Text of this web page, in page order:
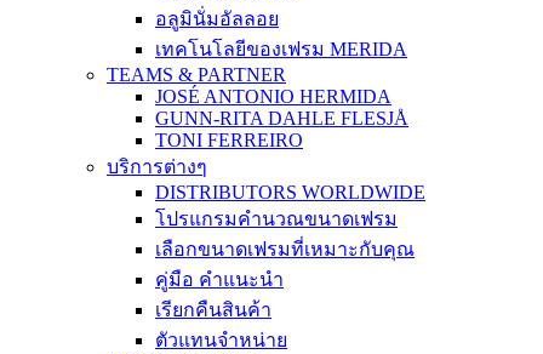
อลูมินั่มอัลลอย
เทคโนโลยีของเฟรม MERIDA
TEAMS & PARTNER
JOSÉ ANTONIO HERMIDA
GUNN-RITA DAHLE FLESJÅ
TONI FERREIRO
บริการต่างๆ
DISTRIBUTORS WORLDWIDE
โปรแกรมคำนวณขนาดเฟรม
เลือกขนาดเฟรมที่เหมาะกับคุณ
คู่มือ คำแนะนำ
เรียกคืนสินค้า
ตัวแทนจำหน่าย